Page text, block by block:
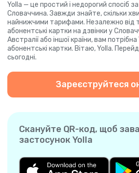
Yolla — це простий і недорогий спосіб
Словаччина. Завжди знайте, скільки
найнижчими тарифами. Незалежно від
абонентські картки на дзвінки у
Австралії або іншої країни, вам
абонентські картки. Вітаю, Yolla.
сьогодні.
Зареєструйтеся
Скануйте QR-код, щоб
застосунок Yolla